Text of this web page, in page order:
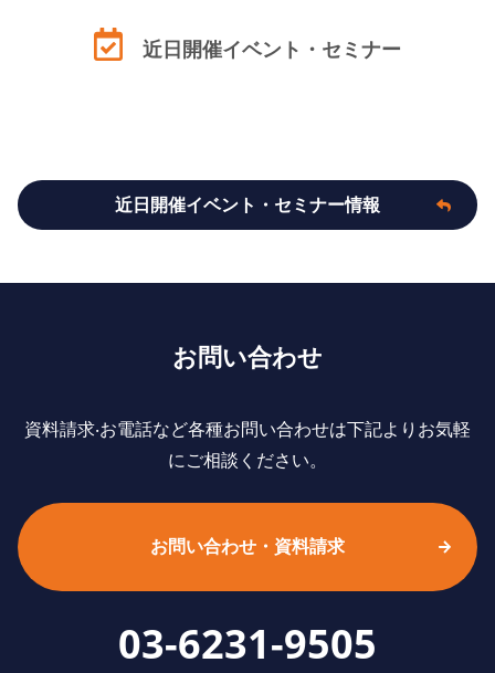
近日開催イベント・セミナー
近日開催イベント・セミナー情報
お問い合わせ
資料請求‧お電話など各種お問い合わせは下記よりお気軽
にご相談ください。
お問い合わせ・資料請求
03-6231-9505